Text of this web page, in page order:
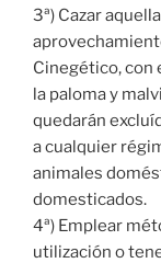
3ª) Cazar
Cinegético, con
la paloma y
quedarán
a cualquier
animales
domesticados.
4ª) Emplear
utilización o